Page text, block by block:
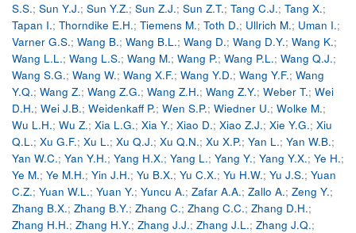
S.S.; Sun Y.J.; Sun Y.Z.; Sun Z.J.; Sun Z.T.; Tang C.J.; Tang X.;
Tapan I.; Thorndike E.H.; Tiemens M.; Toth D.; Ullrich M.; Uman I.;
Varner G.S.; Wang B.; Wang B.L.; Wang D.; Wang D.Y.; Wang K.;
Wang L.L.; Wang L.S.; Wang M.; Wang P.; Wang P.L.; Wang Q.J.;
Wang S.G.; Wang W.; Wang X.F.; Wang Y.D.; Wang Y.F.; Wang
Y.Q.; Wang Z.; Wang Z.G.; Wang Z.H.; Wang Z.Y.; Weber T.; Wei
D.H.; Wei J.B.; Weidenkaff P.; Wen S.P.; Wiedner U.; Wolke M.;
Wu L.H.; Wu Z.; Xia L.G.; Xia Y.; Xiao D.; Xiao Z.J.; Xie Y.G.; Xiu
Q.L.; Xu G.F.; Xu L.; Xu Q.J.; Xu Q.N.; Xu X.P.; Yan L.; Yan W.B.;
Yan W.C.; Yan Y.H.; Yang H.X.; Yang L.; Yang Y.; Yang Y.X.; Ye H.;
Ye M.; Ye M.H.; Yin J.H.; Yu B.X.; Yu C.X.; Yu H.W.; Yu J.S.; Yuan
C.Z.; Yuan W.L.; Yuan Y.; Yuncu A.; Zafar A.A.; Zallo A.; Zeng Y.;
Zhang B.X.; Zhang B.Y.; Zhang C.; Zhang C.C.; Zhang D.H.;
Zhang H.H.; Zhang H.Y.; Zhang J.J.; Zhang J.L.; Zhang J.Q.;